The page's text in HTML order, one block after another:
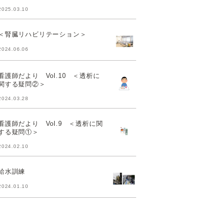
腎臓リハビリテーション＞
護師だより Vol.10 ＜透析に
する疑問②＞
護師だより Vol.9 ＜透析に関
る疑問①＞
水訓練